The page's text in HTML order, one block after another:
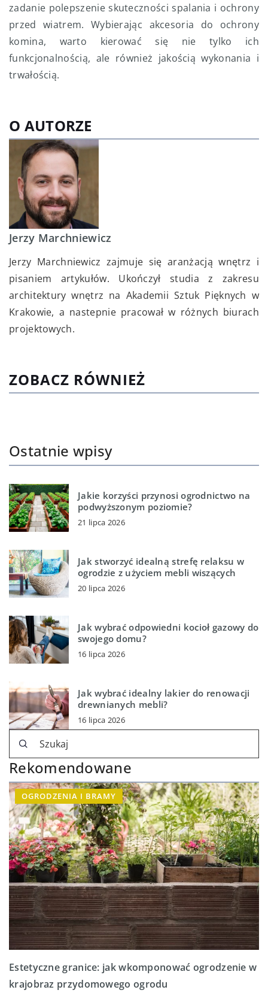
zadanie polepszenie skuteczności spalania i ochrony
przed wiatrem. Wybierając akcesoria do ochrony
komina, warto kierować się nie tylko ich
funkcjonalnością, ale również jakością wykonania i
trwałością.
O AUTORZE
Jerzy Marchniewicz
Jerzy Marchniewicz zajmuje się aranżacją wnętrz i
pisaniem artykułów. Ukończył studia z zakresu
architektury wnętrz na Akademii Sztuk Pięknych w
Krakowie, a nastepnie pracował w różnych biurach
projektowych.
ZOBACZ RÓWNIEŻ
Ostatnie wpisy
Jakie korzyści przynosi ogrodnictwo na
podwyższonym poziomie?
21 lipca 2026
Jak stworzyć idealną strefę relaksu w
ogrodzie z użyciem mebli wiszących
20 lipca 2026
Jak wybrać odpowiedni kocioł gazowy do
swojego domu?
16 lipca 2026
Jak wybrać idealny lakier do renowacji
drewnianych mebli?
16 lipca 2026
Rekomendowane
OGRODZENIA I BRAMY
Estetyczne granice: jak wkomponować ogrodzenie w
krajobraz przydomowego ogrodu